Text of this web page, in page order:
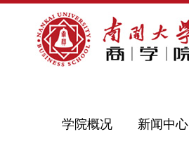
学院概况 新闻中心